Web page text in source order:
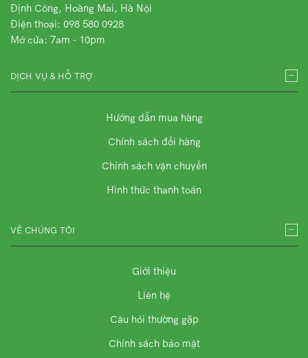
Định Công, Hoàng Mai, Hà Nội
Điện thoại: 098 580 0928
Mở cửa: 7am - 10pm
DỊCH VỤ & HỖ TRỢ
Hướng dẫn mua hàng
Chính sách đổi hàng
Chính sách vận chuyển
Hình thức thanh toán
VỀ CHÚNG TÔI
Giới thiệu
Liên hệ
Câu hỏi thường gặp
Chính sách bảo mật